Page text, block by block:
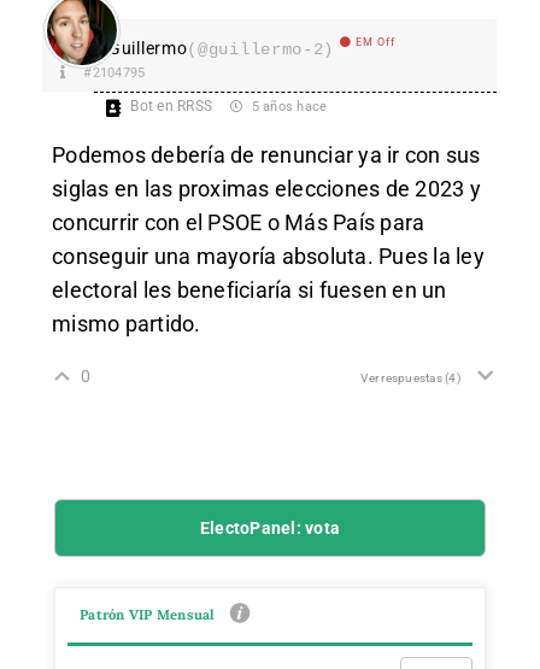
Guillermo(@guillermo-2) EM Off
#2104795
Bot en RRSS 5 años hace
Podemos debería de renunciar ya ir con sus
siglas en las proximas elecciones de 2023 y
concurrir con el PSOE o Más País para
conseguir una mayoría absoluta. Pues la ley
electoral les beneficiaría si fuesen en un
mismo partido.
0 Ver respuestas(4)
ElectoPanel: vota
Patrón VIP Mensual